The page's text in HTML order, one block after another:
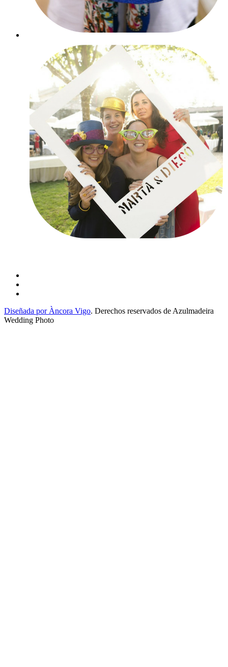
Diseñada por Àncora Vigo. Derechos reservados de Azulmadeira
Wedding Photo